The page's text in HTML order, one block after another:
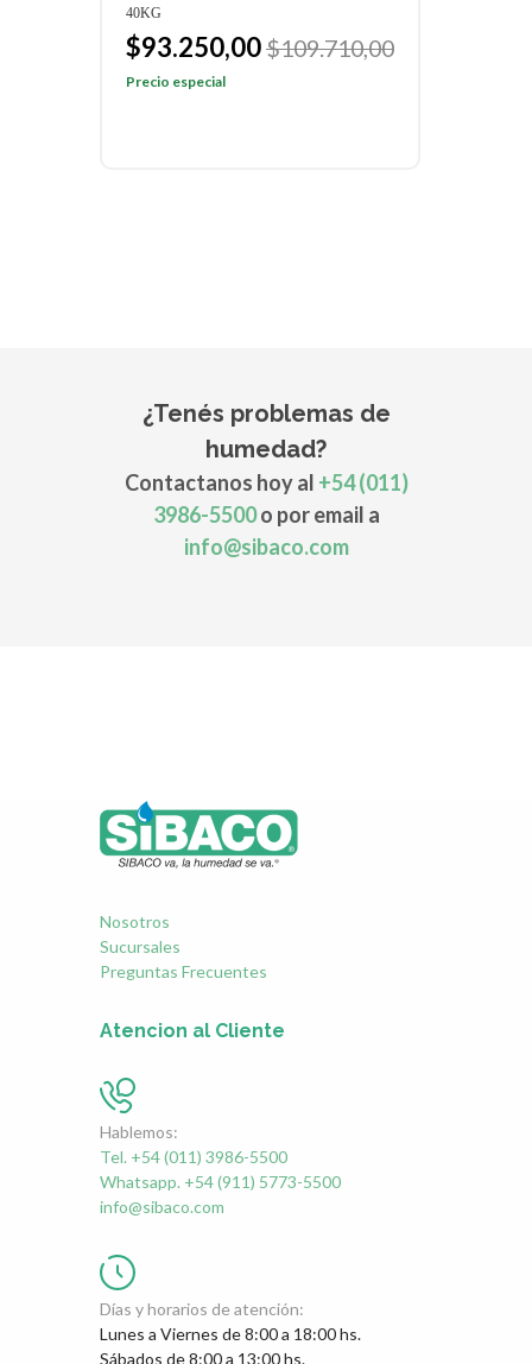
40KG
$93.250,00$109.710,00
Precio especial
¿Tenés problemas de
humedad?
Contactanos hoy al +54 (011)
3986-5500o por email a
info@sibaco.com
Nosotros
Sucursales
Preguntas Frecuentes
Atencion al Cliente
Hablemos:
Tel. +54 (011) 3986-5500
Whatsapp. +54 (911) 5773-5500
info@sibaco.com
Días y horarios de atención:
Lunes a Viernes de 8:00 a 18:00 hs.
Sábados de 8:00 a 13:00 hs.